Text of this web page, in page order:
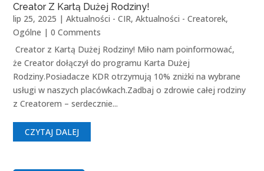
Creator Z Kartą Dużej Rodziny!
lip 25, 2025 |Aktualności - CIR,Aktualności - Creatorek,
Ogólne | 0 Comments
Creator z Kartą Dużej Rodziny! Miło nam poinformować,
że Creator dołączył do programu Karta Dużej
Rodziny.Posiadacze KDR otrzymują 10% zniżki na wybrane
usługi w naszych placówkach.Zadbaj o zdrowie całej rodziny
z Creatorem – serdecznie...
CZYTAJ DALEJ